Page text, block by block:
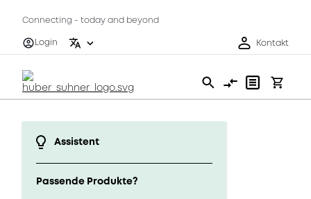
Connecting - today and beyond
Login
Kontakt
Assistent
Passende Produkte?